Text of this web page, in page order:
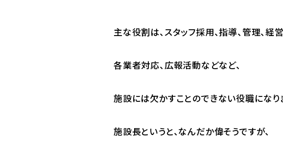
主な役割は、スタッフ採用、指導、管理、経
各業者対応、広報活動などなど、
施設には欠かすことのできない役職になり
施設長というと、なんだか偉そうですが、